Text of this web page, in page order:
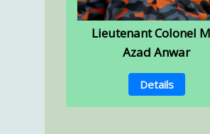
Lieutenant Colonel
Azad Anwar
Details